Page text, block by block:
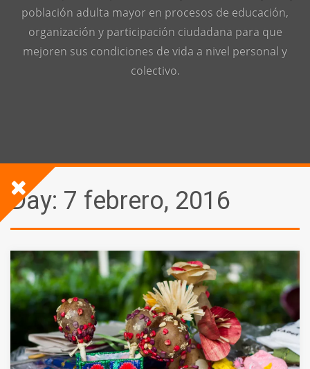
población adulta mayor en procesos de educación,
organización y participación ciudadana para que
mejoren sus condiciones de vida a nivel personal y
colectivo.
Day: 7 febrero, 2016